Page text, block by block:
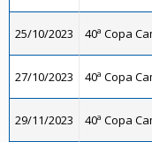
25/10/2023 40ª Copa
27/10/2023 40ª Copa
29/11/2023 40ª Copa